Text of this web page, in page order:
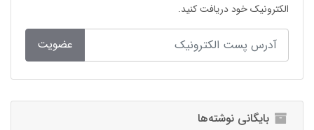
الکترونیک خود دریافت کنید.
عضویت
بایگانی نوشته‌ها